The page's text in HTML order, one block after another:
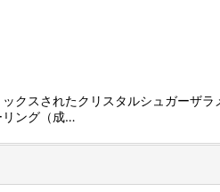
クスされたクリスタルシュガーザ
リング（成…